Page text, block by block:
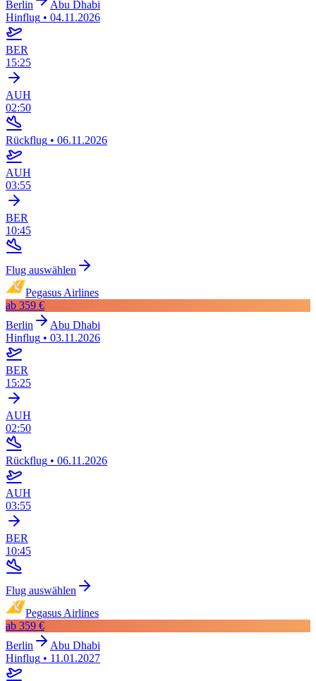
Berlin
Abu Dhabi
Hinflug • 04.11.2026
BER
15:25
AUH
02:50
Rückflug • 06.11.2026
AUH
03:55
BER
10:45
Flug auswählen
Pegasus Airlines
ab 359 €
Berlin
Abu Dhabi
Hinflug • 03.11.2026
BER
15:25
AUH
02:50
Rückflug • 06.11.2026
AUH
03:55
BER
10:45
Flug auswählen
Pegasus Airlines
ab 359 €
Berlin
Abu Dhabi
Hinflug • 11.01.2027